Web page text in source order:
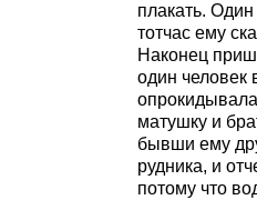
плакать.
тотчас ему
Наконец
один человек
матушку и
бывши ему
рудника, и
потому что